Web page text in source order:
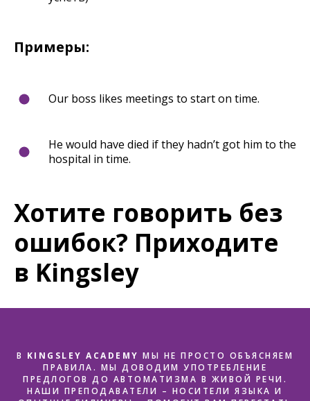
Примеры:
Our boss likes meetings to start on time.
He would have died if they hadn’t got him to the
hospital in time.
Хотите говорить без
ошибок? Приходите
в Kingsley
В KINGSLEY ACADEMY МЫ НЕ ПРОСТО ОБЪЯСНЯЕМ
ПРАВИЛА. МЫ ДОВОДИМ УПОТРЕБЛЕНИЕ
ПРЕДЛОГОВ ДО АВТОМАТИЗМА В ЖИВОЙ РЕЧИ.
НАШИ ПРЕПОДАВАТЕЛИ – НОСИТЕЛИ ЯЗЫКА И